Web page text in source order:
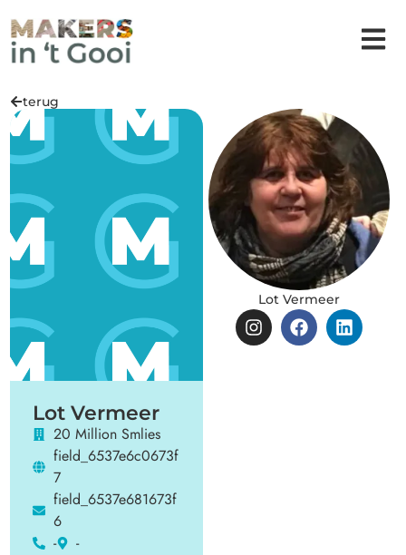
terug
Lot Vermeer
20 Million Smlies
field_6537e6c0673f
7
field_6537e681673f
6
-
-
Lot Vermeer